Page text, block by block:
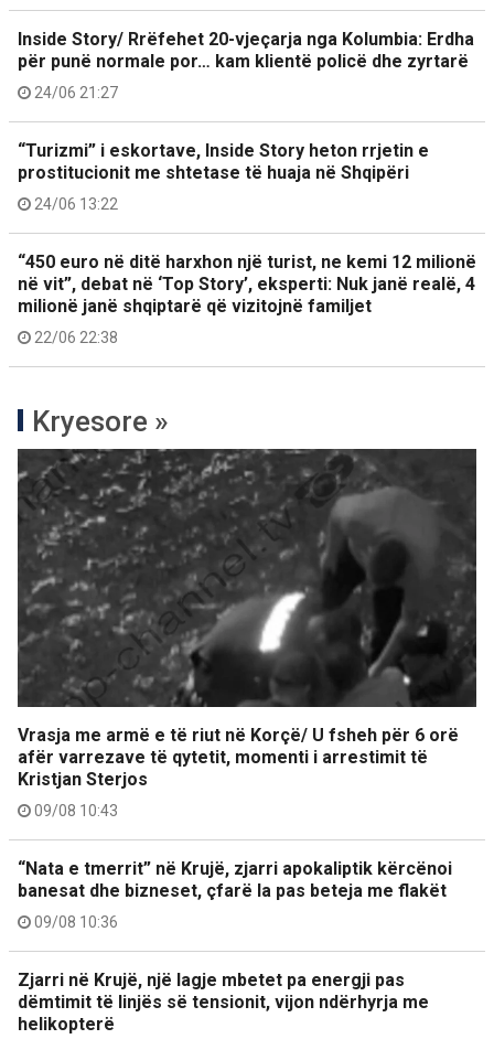
Inside Story/ Rrëfehet 20-vjeçarja nga Kolumbia: Erdha
për punë normale por… kam klientë policë dhe zyrtarë
24/06 21:27
“Turizmi” i eskortave, Inside Story heton rrjetin e
prostitucionit me shtetase të huaja në Shqipëri
24/06 13:22
“450 euro në ditë harxhon një turist, ne kemi 12 milionë
në vit”, debat në ‘Top Story’, eksperti: Nuk janë realë, 4
milionë janë shqiptarë që vizitojnë familjet
22/06 22:38
Kryesore »
Vrasja me armë e të riut në Korçë/ U fsheh për 6 orë
afër varrezave të qytetit, momenti i arrestimit të
Kristjan Sterjos
09/08 10:43
“Nata e tmerrit” në Krujë, zjarri apokaliptik kërcënoi
banesat dhe bizneset, çfarë la pas beteja me flakët
09/08 10:36
Zjarri në Krujë, një lagje mbetet pa energji pas
dëmtimit të linjës së tensionit, vijon ndërhyrja me
helikopterë